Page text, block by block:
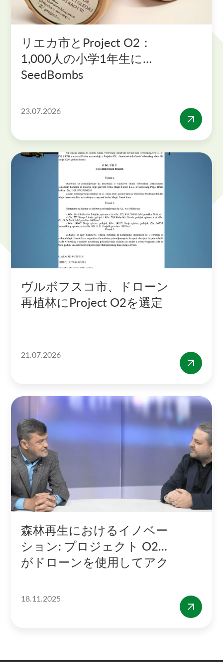
リエカ市とProject O2：
1,000人の小学1年生に
SeedBombs
23.07.2026
ヴルボフスコ市、ドローン
再植林にProject O2を選定
21.07.2026
森林再生におけるイノベー
ション: プロジェクト O2
がドローンを使用してアク
る方法
18.11.2025